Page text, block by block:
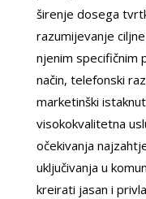
širenje dosega
razumijevanje
njenim specifičnim
način, telefonski
marketinški
visokokvalitetna
očekivanja
uključivanja u
kreirati jasan i